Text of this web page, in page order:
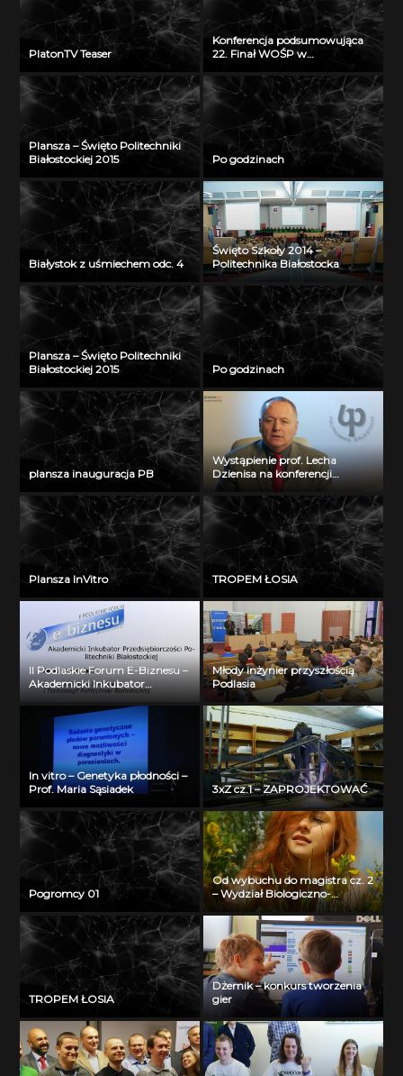
PlatonTV Teaser
Konferencja podsumowująca
22. Finał WOŚP w
Plansza – Święto Politechniki
Białostockiej 2015
Po godzinach
Białystok z uśmiechem odc. 4
Święto Szkoły 2014 –
Politechnika Białostocka
Plansza – Święto Politechniki
Białostockiej 2015
Po godzinach
plansza inauguracja PB
Wystąpienie prof. Lecha
Dzienisa na konferencji
„Integration, partnership and
innovations in civil engineering
and education”
Plansza InVitro TROPEM ŁOSIA
II Podlaskie Forum E-Biznesu –
Akademicki Inkubator
Przedsiębiorczości Politechniki
Białostockiej – Jerzy Muszyński
Młody inżynier przyszłością
Podlasia
In vitro – Genetyka płodności –
Prof. Maria Sąsiadek
3xZ cz.1 – ZAPROJEKTOWAĆ
Pogromcy 01
Od wybuchu do magistra cz. 2
– Wydział Biologiczno-
Chemiczny Uniwersytetu w
Białymstoku
TROPEM ŁOSIA
Dżemik – konkurs tworzenia
gier